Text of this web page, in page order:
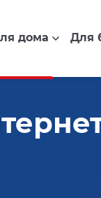
дома Для